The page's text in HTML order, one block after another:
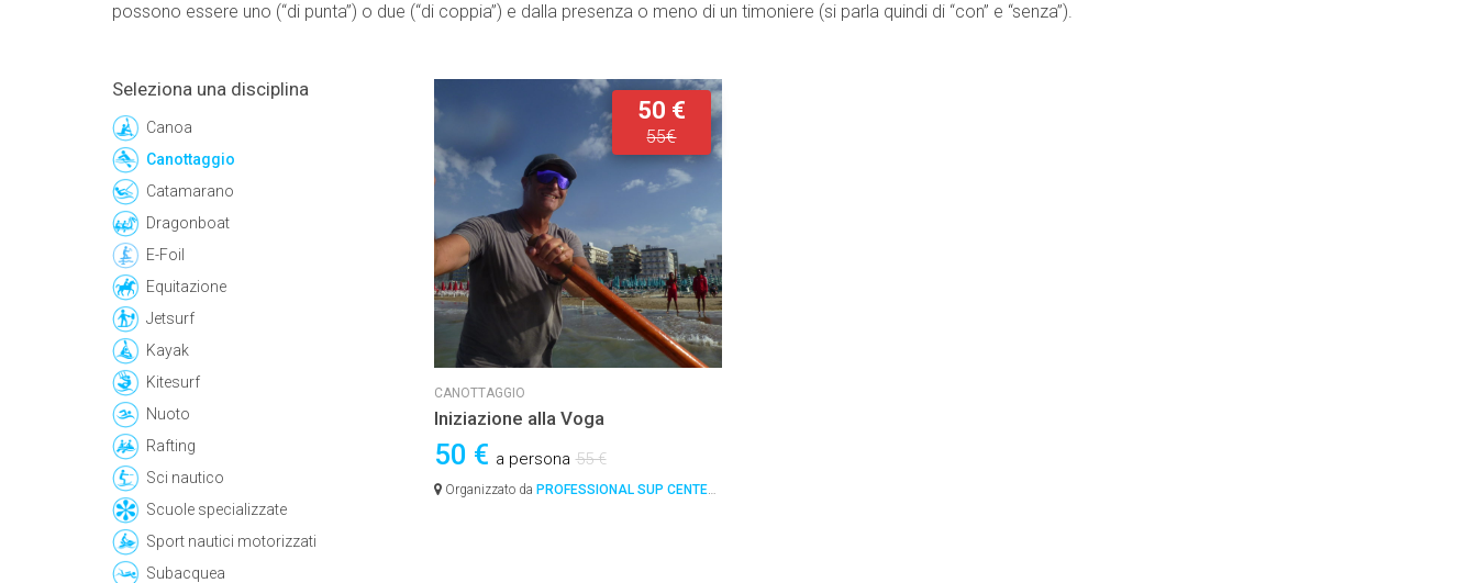
possono essere uno (“di punta”) o due (“di coppia”) e dalla presenza o meno di un timoniere (si parla quindi di “con” e “senza”).
Seleziona una disciplina
Canoa
Canottaggio
Catamarano
Dragonboat
E-Foil
Equitazione
Jetsurf
Kayak
Kitesurf
Nuoto
Rafting
Sci nautico
Scuole specializzate
Sport nautici motorizzati
Subacquea
50 €
55€
CANOTTAGGIO
Iniziazione alla Voga
50 € a persona 55 €
Organizzato da PROFESSIONAL SUP CENTER